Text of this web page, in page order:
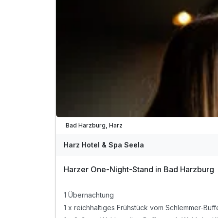
Bad Harzburg, Harz
Harz Hotel & Spa Seela
Harzer One-Night-Stand in Bad Harzburg
1 Übernachtung
1 x reichhaltiges Frühstück vom Schlemmer-